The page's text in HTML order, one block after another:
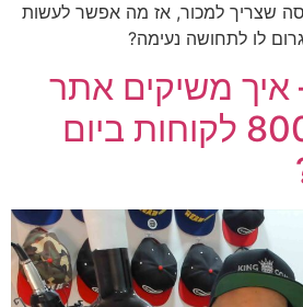
שצריך למכור, אז מה אפשר לעשות
לו לתחושה נעימה?
איך משיקים אתר
מכירות עם 800 לקוחות ביום